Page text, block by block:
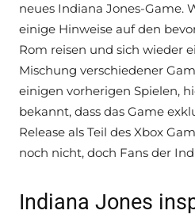
neues Indiana Jones-Game.
einige Hinweise auf den
Rom reisen und sich wieder
Mischung verschiedener
einigen vorherigen Spielen,
bekannt, dass das Game
Release als Teil des Xbox
noch nicht, doch Fans der
Indiana Jones